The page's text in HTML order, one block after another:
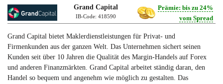
Grand Capital
IB-Code: 418590
Prämie: bis zu 24%
vom Spread
Grand Capital bietet Maklerdienstleistungen für Privat- und
Firmenkunden aus der ganzen Welt. Das Unternehmen sichert seinen
Kunden seit über 10 Jahren die Qualität des Margin-Handels auf Forex
und anderen Finanzmärkten. Grand Capital arbeitet ständig daran, den
Handel so bequem und angenehm wie möglich zu gestalten. Das